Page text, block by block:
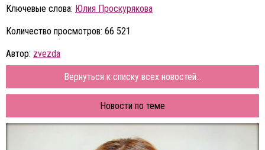
Ключевые слова: Юлия Проскурякова
Количество просмотров: 66 521
Автор: zvezda
Вернуться к списку всех новостей...
Новости по теме